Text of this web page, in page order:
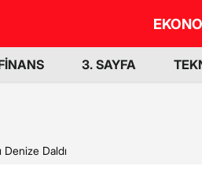
3. SAYFA
Daldı